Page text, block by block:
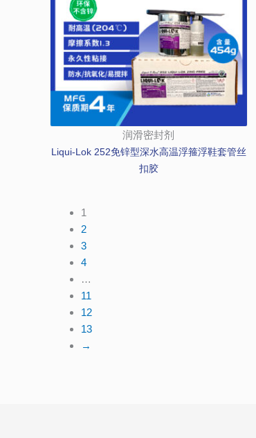
润滑密封剂
Liqui-Lok 252免锌型深水高温浮箍浮鞋套管丝
扣胶
1
2
3
4
…
11
12
13
→